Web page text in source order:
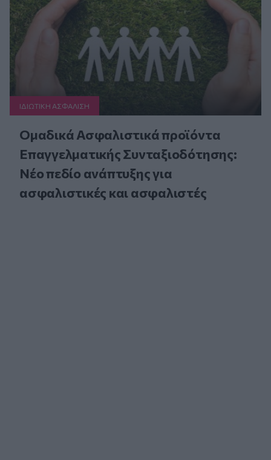
ΙΔΙΩΤΙΚΗ ΑΣΦAΛΙΣΗ
Ομαδικά Ασφαλιστικά προϊόντα
Επαγγελματικής Συνταξιοδότησης:
Νέο πεδίο ανάπτυξης για
ασφαλιστικές και ασφαλιστές